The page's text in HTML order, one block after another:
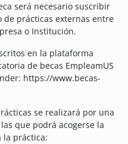
será necesario suscribir
prácticas externas entre
o Institución.
en la plataforma
de becas EmpleamUS
https://www.becas-
se realizará por una
que podrá acogerse la
la práctica: